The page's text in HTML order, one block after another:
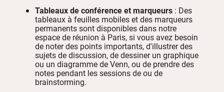
Tableaux de conférence et marqueurs : Des
tableaux à feuilles mobiles et des marqueurs
permanents sont disponibles dans notre
espace de réunion à Paris, si vous avez besoin
de noter des points importants, d'illustrer des
sujets de discussion, de dessiner un graphique
ou un diagramme de Venn, ou de prendre des
notes pendant les sessions de ou de
brainstorming.